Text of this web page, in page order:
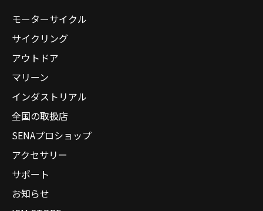
モーターサイクル
サイクリング
アウトドア
マリーン
インダストリアル
全国の取扱店
SENAプロショップ
アクセサリー
サポート
お知らせ